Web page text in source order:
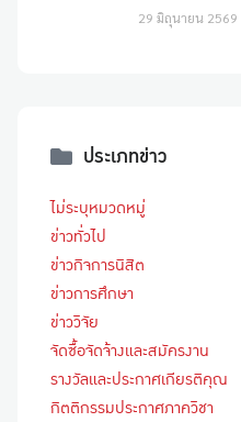
29 มิถุนายน 2569
ประเภทข่าว
ไม่ระบุหมวดหมู่
ข่าวทั่วไป
ข่าวกิจการนิสิต
ข่าวการศึกษา
ข่าววิจัย
จัดซื้อจัดจ้างและสมัครงาน
รางวัลและประกาศเกียรติคุณ
กิตติกรรมประกาศภาควิชา